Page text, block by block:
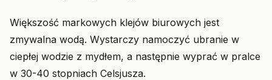
Większość markowych klejów biurowych jest
zmywalna wodą. Wystarczy namoczyć ubranie w
ciepłej wodzie z mydłem, a następnie wyprać w pralce
w 30-40 stopniach Celsjusza.